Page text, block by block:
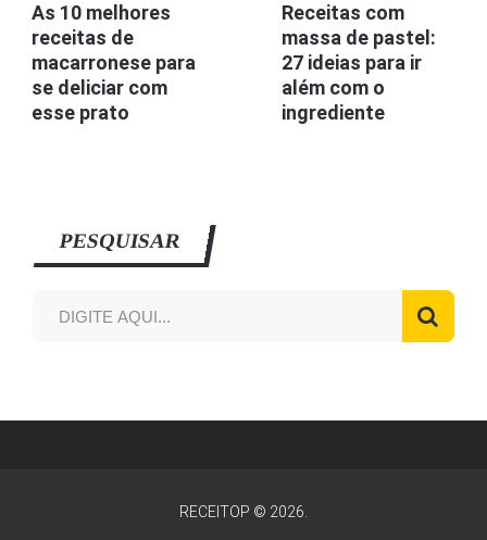
As 10 melhores
receitas de
macarronese para
se deliciar com
esse prato
Receitas com
massa de pastel:
27 ideias para ir
além com o
ingrediente
PESQUISAR
RECEITOP © 2026.